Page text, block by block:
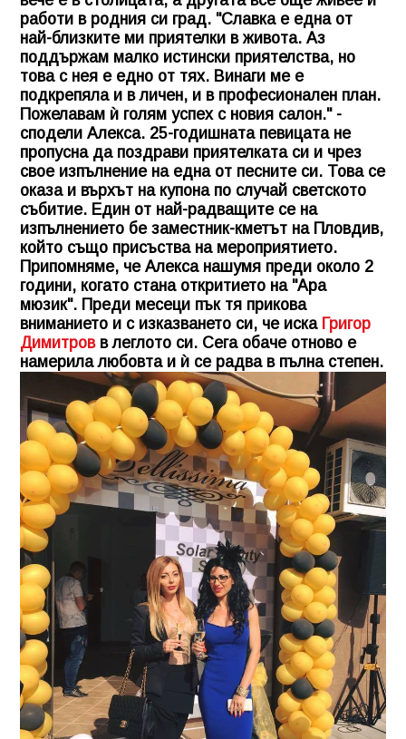
работи в родния си град. "Славка е една от
най-близките ми приятелки в живота. Аз
поддържам малко истински приятелства, но
това с нея е едно от тях. Винаги ме е
подкрепяла и в личен, и в професионален план.
Пожелавам ѝ голям успех с новия салон." -
сподели Алекса. 25-годишната певицата не
пропусна да поздрави приятелката си и чрез
свое изпълнение на една от песните си. Това се
оказа и върхът на купона по случай светското
събитие. Един от най-радващите се на
изпълнението бе заместник-кметът на Пловдив,
който също присъства на мероприятието.
Припомняме, че Алекса нашумя преди около 2
години, когато стана откритието на "Ара
мюзик". Преди месеци пък тя прикова
вниманието и с изказването си, че иска Григор
Димитровв леглото си. Сега обаче отново е
намерила любовта и ѝ се радва в пълна степен.